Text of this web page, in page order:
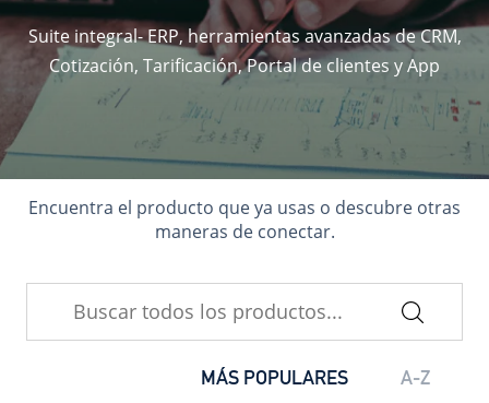
Suite integral- ERP, herramientas avanzadas de CRM,
Cotización, Tarificación, Portal de clientes y App
Encuentra el producto que ya usas o descubre otras
maneras de conectar.
MÁS POPULARES A-Z